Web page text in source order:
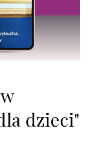
dzieci"